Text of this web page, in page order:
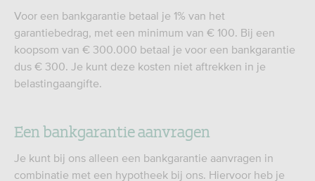
Voor een bankgarantie betaal je 1% van het
garantiebedrag, met een minimum van € 100. Bij een
koopsom van € 300.000 betaal je voor een bankgarantie
dus € 300. Je kunt deze kosten niet aftrekken in je
belastingaangifte.
Een bankgarantie aanvragen
Je kunt bij ons alleen een bankgarantie aanvragen in
combinatie met een hypotheek bij ons. Hiervoor heb je